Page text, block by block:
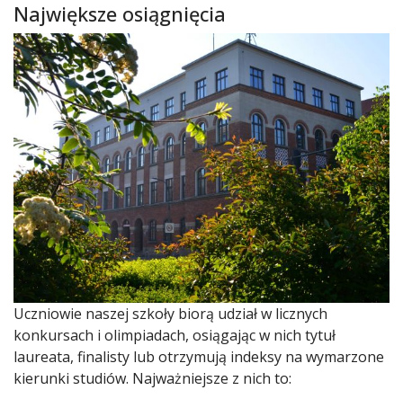
Największe osiągnięcia
Uczniowie naszej szkoły biorą udział w licznych
konkursach i olimpiadach, osiągając w nich tytuł
laureata, finalisty lub otrzymują indeksy na wymarzone
kierunki studiów. Najważniejsze z nich to: